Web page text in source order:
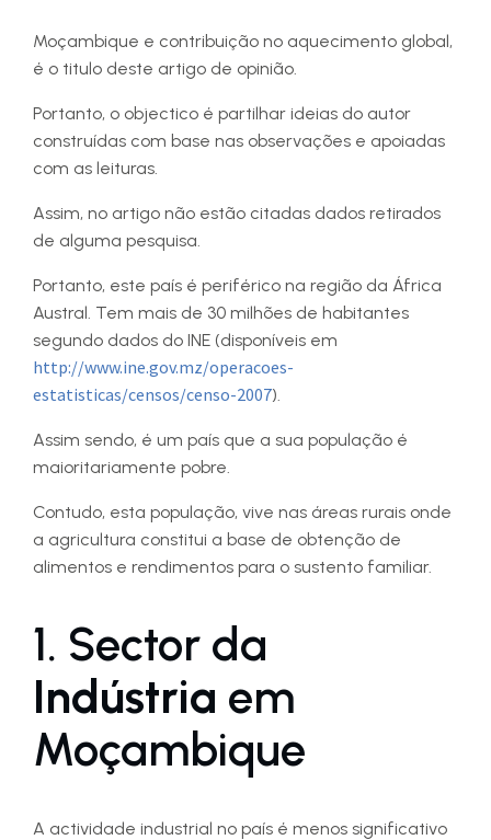
Moçambique e contribuição no aquecimento global,
é o titulo deste artigo de opinião.
Portanto, o objectico é partilhar ideias do autor
construídas com base nas observações e apoiadas
com as leituras.
Assim, no artigo não estão citadas dados retirados
de alguma pesquisa.
Portanto, este país é periférico na região da África
Austral. Tem mais de 30 milhões de habitantes
segundo dados do INE (disponíveis em
http://www.ine.gov.mz/operacoes-
estatisticas/censos/censo-2007).
Assim sendo, é um país que a sua população é
maioritariamente pobre.
Contudo, esta população, vive nas áreas rurais onde
a agricultura constitui a base de obtenção de
alimentos e rendimentos para o sustento familiar.
1. Sector da
Indústria em
Moçambique
A actividade industrial no país é menos significativo